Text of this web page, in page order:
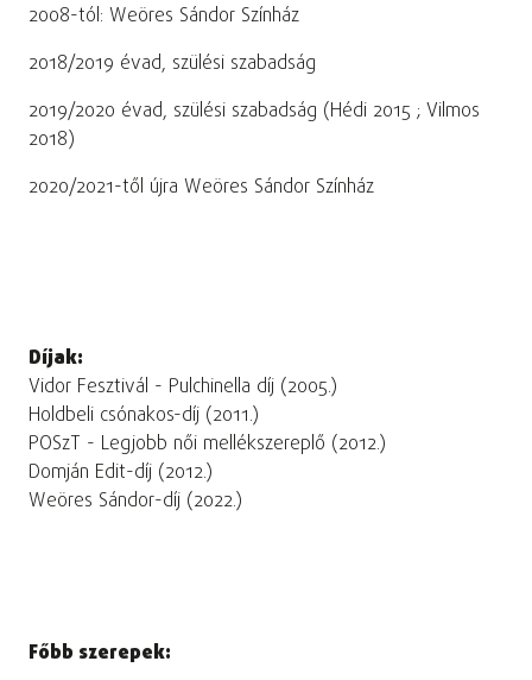
2008-tól: Weöres Sándor Színház
2018/2019 évad, szülési szabadság
2019/2020 évad, szülési szabadság (Hédi 2015 ; Vilmos
2018)
2020/2021-től újra Weöres Sándor Színház
Díjak:
Vidor Fesztivál - Pulchinella díj (2005.)
Holdbeli csónakos-díj (2011.)
POSzT - Legjobb női mellékszereplő (2012.)
Domján Edit-díj (2012.)
Weöres Sándor-díj (2022.)
Főbb szerepek: